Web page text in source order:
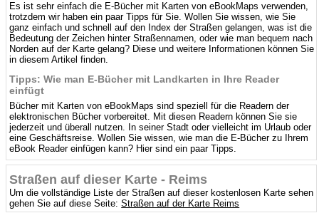
Es ist sehr einfach die E-Bücher mit Karten von eBookMaps verwenden,
trotzdem wir haben ein paar Tipps für Sie. Wollen Sie wissen, wie Sie
ganz einfach und schnell auf den Index der Straßen gelangen, was ist die
Bedeutung der Zeichen hinter Straßennamen, oder wie man bequem nach
Norden auf der Karte gelang? Diese und weitere Informationen können Sie
in diesem Artikel finden.
Tipps: Wie man E-Bücher mit Landkarten in Ihre Reader
einfügt
Bücher mit Karten von eBookMaps sind speziell für die Readern der
elektronischen Bücher vorbereitet. Mit diesen Readern können Sie sie
jederzeit und überall nutzen. In seiner Stadt oder vielleicht im Urlaub oder
eine Geschäftsreise. Wollen Sie wissen, wie man die E-Bücher zu Ihrem
eBook Reader einfügen kann? Hier sind ein paar Tipps.
Straßen auf dieser Karte - Reims
Um die vollständige Liste der Straßen auf dieser kostenlosen Karte sehen
gehen Sie auf diese Seite:Straßen auf der Karte Reims